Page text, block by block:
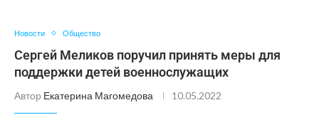
Новости Общество
Сергей Меликов поручил принять меры для
поддержки детей военнослужащих
Автор Екатерина Магомедова 10.05.2022